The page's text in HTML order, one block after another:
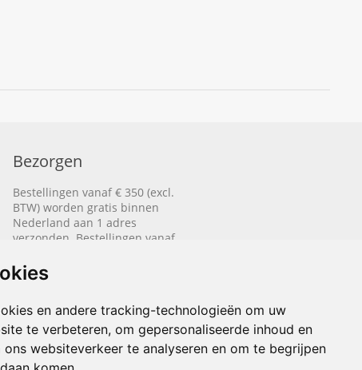
en andere tracking-technologieën om uw
te verbeteren, om gepersonaliseerde inhoud en
websiteverkeer te analyseren en om te begrijpen
Bezorgen
Bestellingen vanaf € 350 (excl.
BTW) worden gratis binnen
Nederland aan 1 adres
verzonden. Bestellingen vanaf
gratis naar België aan 1 adres
verzonden.
Lees hier hoe het bezorgen
werkt.